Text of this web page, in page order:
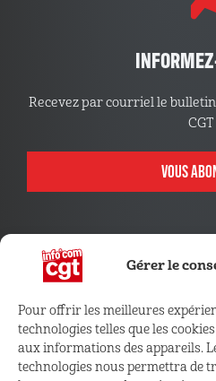
Gérer le
Pour offrir les meilleures
technologies telles que les
aux informations des appareils.
technologies nous permettra de
Recevez par courriel le bulletin
CGT
VOUS